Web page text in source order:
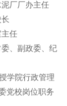
厂厂办主任
任
、副政委、纪
院行政管理
党校岗位职务